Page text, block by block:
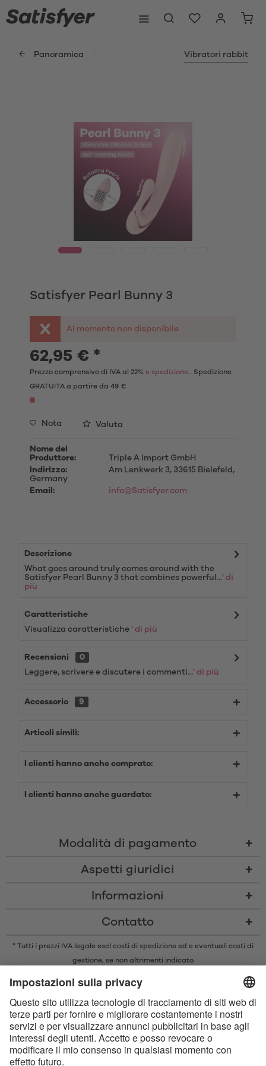
Panoramica Vibratori rabbit
Satisfyer Pearl Bunny 3
Al momento non disponibile
62,95 € *
Prezzo comprensivo di IVA al 22% e spedizione.. Spedizione
GRATUITA a partire da 49 €
Nota Valuta
Nome del
Produttore:
Triple A Import GmbH
Indirizzo:
Am Lenkwerk 3, 33615 Bielefeld,
Germany
Email:
info@Satisfyer.com
Descrizione
What goes around truly comes around with the
Satisfyer Pearl Bunny 3 that combines powerful...' di
più
Caratteristiche
Visualizza caratteristiche ' di più
Recensioni
0
Leggere, scrivere e discutere i commenti...' di più
Accessorio 9
Articoli simili:
I clienti hanno anche comprato:
I clienti hanno anche guardato:
Modalità di pagamento
Aspetti giuridici
Informazioni
Contatto
* Tutti i prezzi IVA legale escl costi di spedizione ed e eventuali costi di
gestione, se non altrimenti indicato
Bluetooth SIG, Inc. e qualsiasi utilizzo di tali marchi da parte di Satisfyer
GmbH è concesso in licenza.
Apple, il logo Apple e Apple Watch sono marchi di Apple Inc. Google Play
e il logo Google Play sono marchi di Google LLC.